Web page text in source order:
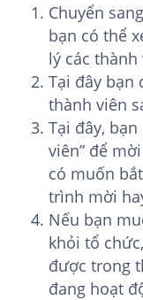
Chuyển
bạn có thể
lý các thành
Tại đây bạn
thành viên
Tại đây,
viên” để
có muốn
trình mời
Nếu bạn
khỏi tổ
được trong
đang hoạt